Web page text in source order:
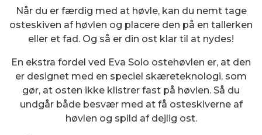
Når du er færdig med at høvle, kan du nemt tage
osteskiven af høvlen og placere den på en tallerken
eller et fad. Og så er din ost klar til at nydes!
En ekstra fordel ved Eva Solo ostehøvlen er, at den
er designet med en speciel skæreteknologi, som
gør, at osten ikke klistrer fast på høvlen. Så du
undgår både besvær med at få osteskiverne af
høvlen og spild af dejlig ost.